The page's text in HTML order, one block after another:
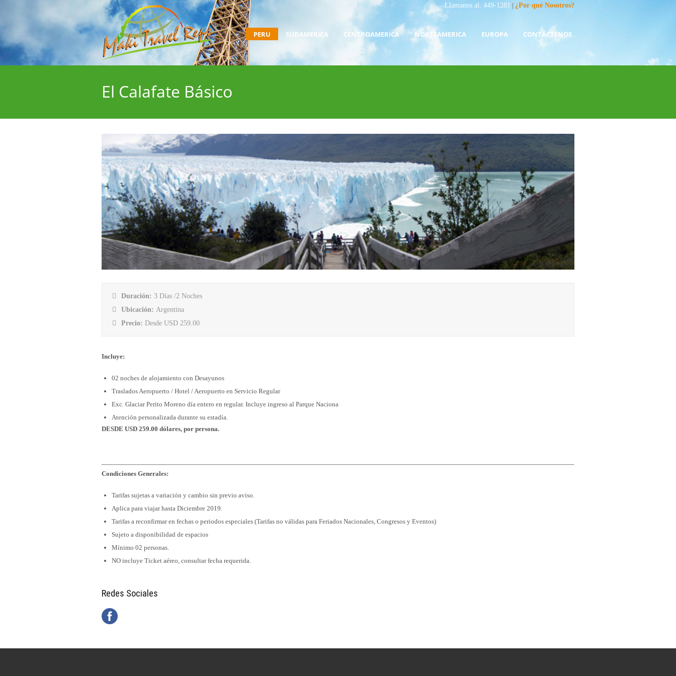
Llamanos al: 449-1281 | ¿Por qué Nosotros?
PERU SUDAMERICA CENTROAMERICA NORTEAMERICA EUROPA CONTÁCTENOS
El Calafate Básico
Duración: 3 Días /2 Noches
Ubicación: Argentina
Precio: Desde USD 259.00
Incluye:
02 noches de alojamiento con Desayunos
Traslados Aeropuerto / Hotel / Aeropuerto en Servicio Regular
Exc. Glaciar Perito Moreno día entero en regular. Incluye ingreso al Parque Naciona
Atención personalizada durante su estadía.
DESDE USD 259.00 dólares, por persona.
Condiciones Generales:
Tarifas sujetas a variación y cambio sin previo aviso.
Aplica para viajar hasta Diciembre 2019.
Tarifas a reconfirmar en fechas o periodos especiales (Tarifas no válidas para Feriados Nacionales, Congresos y Eventos)
Sujeto a disponibilidad de espacios
Mínimo 02 personas.
NO incluye Ticket aéreo, consultar fecha requerida.
Redes Sociales